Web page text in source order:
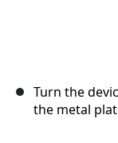
Turn the
the metal